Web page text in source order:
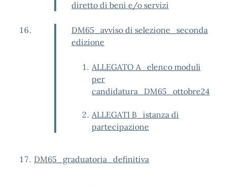
diretto di beni e/o servizi
DM65_avviso di selezione_seconda
edizione
ALLEGATO A_elenco moduli
per
candidatura_DM65_ottobre24
ALLEGATI B_istanza di
partecipazione
DM65_graduatoria_definitiva